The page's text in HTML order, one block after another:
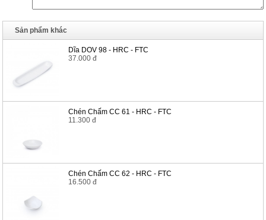
Sản phẩm khác
Dĩa DOV 98 - HRC - FTC
37.000 đ
Chén Chấm CC 61 - HRC - FTC
11.300 đ
Chén Chấm CC 62 - HRC - FTC
16.500 đ